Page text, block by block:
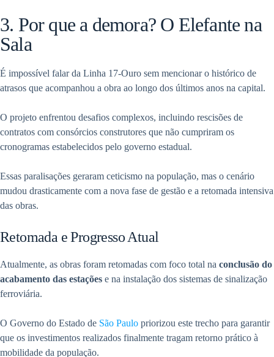
3. Por que a demora? O Elefante na
Sala
É impossível falar da Linha 17-Ouro sem mencionar o histórico de
atrasos que acompanhou a obra ao longo dos últimos anos na capital.
O projeto enfrentou desafios complexos, incluindo rescisões de
contratos com consórcios construtores que não cumpriram os
cronogramas estabelecidos pelo governo estadual.
Essas paralisações geraram ceticismo na população, mas o cenário
mudou drasticamente com a nova fase de gestão e a retomada intensiva
das obras.
Retomada e Progresso Atual
Atualmente, as obras foram retomadas com foco total na conclusão do
acabamento das estações e na instalação dos sistemas de sinalização
ferroviária.
O Governo do Estado de São Paulo priorizou este trecho para garantir
que os investimentos realizados finalmente tragam retorno prático à
mobilidade da população.